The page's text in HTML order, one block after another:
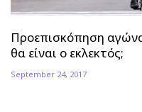
Προεπισκόπηση
θα είναι ο εκλεκτός;
September 24, 2017